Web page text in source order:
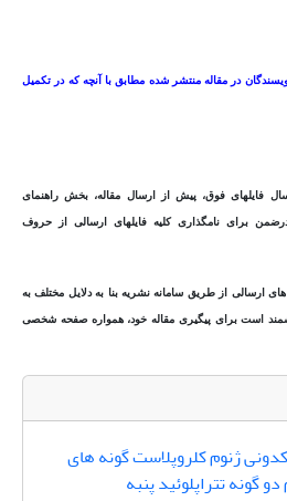
در مقاله منتشر شده مطابق با آنچه که در تکمیل
فایلهای فوق، پیش از ارسال مقاله، بخش راهنمای
برای نامگذاری کلیه فایلهای ارسالی از حروف
های ارسالی از طریق سامانه نشریه بنا به دلایل مختلف به
است برای پیگیری مقاله خود، همواره صفحه شخصی
کدونی ژنوم کلروپلاست گونه های
گونه تتراپلوئید پنبه